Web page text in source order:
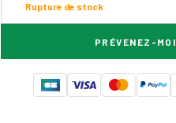
Rupture de stock
PRÉVENEZ-MOI